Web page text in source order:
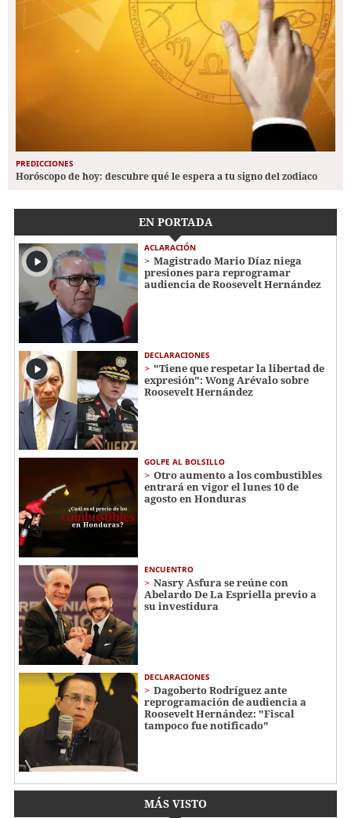
PREDICCIONES
Horóscopo de hoy: descubre qué le espera a tu signo del zodiaco
EN PORTADA
ACLARACIÓN
Magistrado Mario Díaz niega
presiones para reprogramar
audiencia de Roosevelt Hernández
DECLARACIONES
"Tiene que respetar la libertad de
expresión": Wong Arévalo sobre
Roosevelt Hernández
GOLPE AL BOLSILLO
Otro aumento a los combustibles
entrará en vigor el lunes 10 de
agosto en Honduras
ENCUENTRO
Nasry Asfura se reúne con
Abelardo De La Espriella previo a
su investidura
DECLARACIONES
Dagoberto Rodríguez ante
reprogramación de audiencia a
Roosevelt Hernández: "Fiscal
tampoco fue notificado"
MÁS VISTO